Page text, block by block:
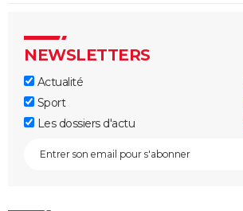
NEWSLETTERS
Actualité
Sport
Les dossiers d'actu